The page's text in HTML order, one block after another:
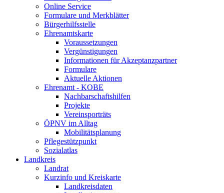
Online Service
Formulare und Merkblätter
Bürgerhilfsstelle
Ehrenamtskarte
Voraussetzungen
Vergünstigungen
Informationen für Akzeptanzpartner
Formulare
Aktuelle Aktionen
Ehrenamt - KOBE
Nachbarschaftshilfen
Projekte
Vereinsporträts
ÖPNV im Alltag
Mobilitätsplanung
Pflegestützpunkt
Sozialatlas
Landkreis
Landrat
Kurzinfo und Kreiskarte
Landkreisdaten